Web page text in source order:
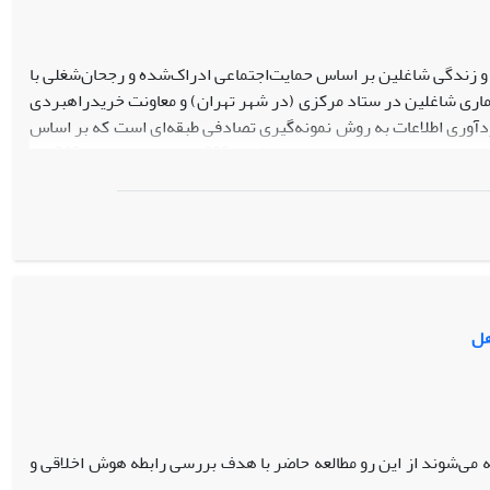
شاغلین بر اساس حمایت‌اجتماعی ادراک‌شده و رجحان‌شغلی با
شاغلین در ستاد مرکزی (در شهر تهران) و معاونت خریدراهبردی
کشور) سازمان تأمین اجتماعی در سال 1400 می‌باشند. گردآوری اطلاعات به روش نمونه‌گیری تصادفی طبقه‌ای است که بر اساس
نتیجه‌گیری:متغیر حمایت‌اجتماعی و رجحان‌شغلی دارای تأثیرگذاری
از این رو مطالعه حاضر با هدف بررسی رابطه هوش اخلاقی و